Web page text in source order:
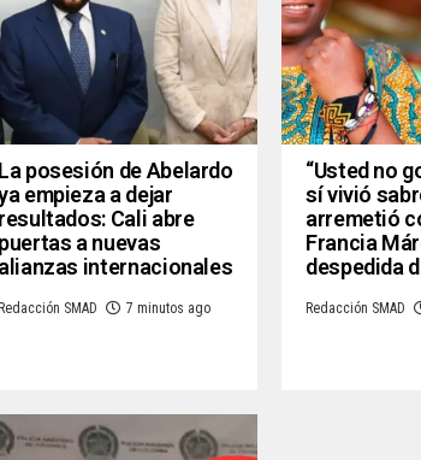
La posesión de Abelardo
empieza a dejar
resultados: Cali abre
puertas a nuevas
alianzas internacionales
Redacción SMAD 7 minutos ago
“Usted no
sí vivió
arremetió
Francia
despedida
Redacción SMAD